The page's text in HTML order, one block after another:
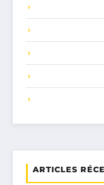
ARTICLES